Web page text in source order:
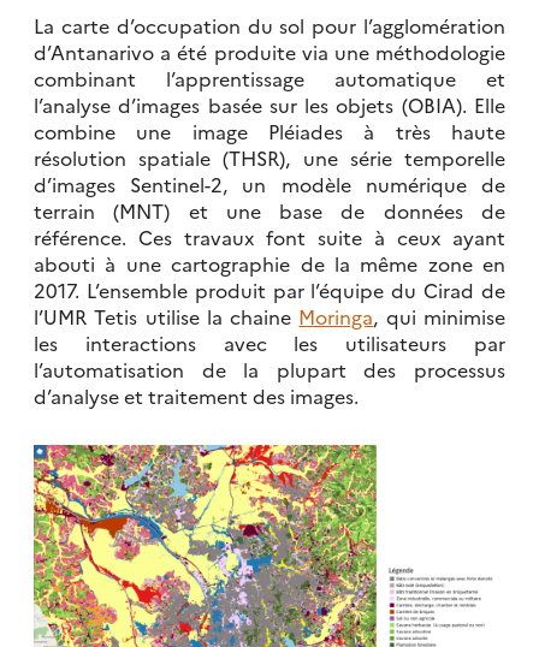
La carte d’occupation du sol pour l’agglomération
d’Antanarivo a été produite via une méthodologie
combinant l’apprentissage automatique et
l’analyse d’images basée sur les objets (OBIA). Elle
combine une image Pléiades à très haute
résolution spatiale (THSR), une série temporelle
d’images Sentinel-2, un modèle numérique de
terrain (MNT) et une base de données de
référence. Ces travaux font suite à ceux ayant
abouti à une cartographie de la même zone en
2017. L’ensemble produit par l’équipe du Cirad de
l’UMR Tetis utilise la chaine Moringa, qui minimise
les interactions avec les utilisateurs par
l’automatisation de la plupart des processus
d’analyse et traitement des images.